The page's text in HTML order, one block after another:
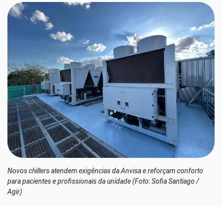
Novos chillers atendem exigências da Anvisa e reforçam conforto
para pacientes e profissionais da unidade (Foto: Sofia Santiago /
Agir)